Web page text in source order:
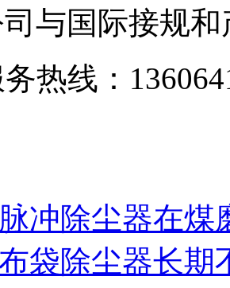
与国际接规
热线：
脉冲除尘器在煤
袋除尘器长期